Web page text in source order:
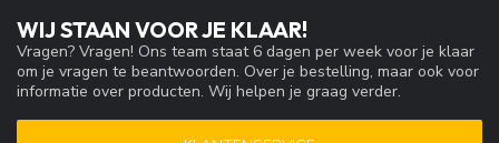
WIJ STAAN VOOR JE KLAAR!
Vragen? Vragen! Ons team staat 6 dagen per week voor je klaar
om je vragen te beantwoorden. Over je bestelling, maar ook voor
informatie over producten. Wij helpen je graag verder.